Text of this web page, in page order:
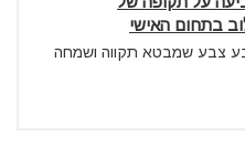
בתחום האישי
צבע שמבטא תקווה ושמחה